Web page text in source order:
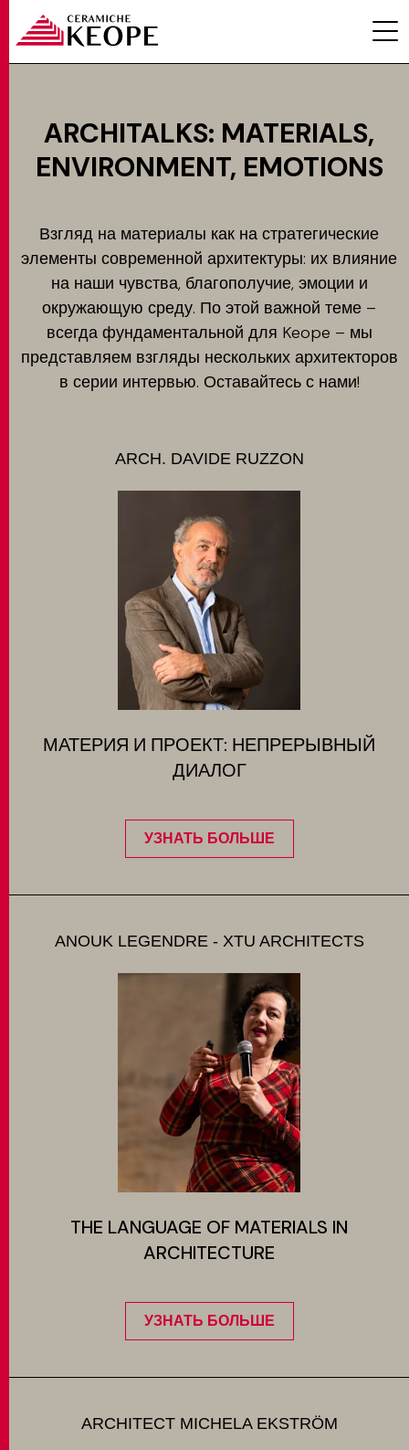
ПРОЕКТЫ
MAGAZINE
КОНТАКТЫ
MATCH APP
ЗАПРЕТНАЯ ЗОНА
ARCHITALKS: MATERIALS,
ENVIRONMENT, EMOTIONS
Взгляд на материалы как на стратегические
элементы современной архитектуры: их влияние
на наши чувства, благополучие, эмоции и
окружающую среду. По этой важной теме –
всегда фундаментальной для Keope – мы
представляем взгляды нескольких архитекторов
в серии интервью. Оставайтесь с нами!
ARCH. DAVIDE RUZZON
МАТЕРИЯ И ПРОЕКТ: НЕПРЕРЫВНЫЙ
ДИАЛОГ
УЗНАТЬ БОЛЬШЕ
ANOUK LEGENDRE - XTU ARCHITECTS
THE LANGUAGE OF MATERIALS IN
ARCHITECTURE
УЗНАТЬ БОЛЬШЕ
ARCHITECT MICHELA EKSTRÖM